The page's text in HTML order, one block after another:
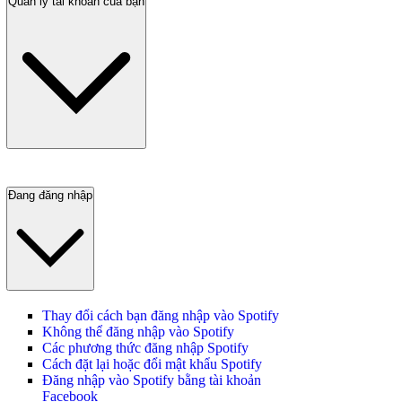
Đang đăng nhập
Thay đổi cách bạn đăng nhập vào Spotify
Không thể đăng nhập vào Spotify
Các phương thức đăng nhập Spotify
Cách đặt lại hoặc đổi mật khẩu Spotify
Đăng nhập vào Spotify bằng tài khoản
Facebook